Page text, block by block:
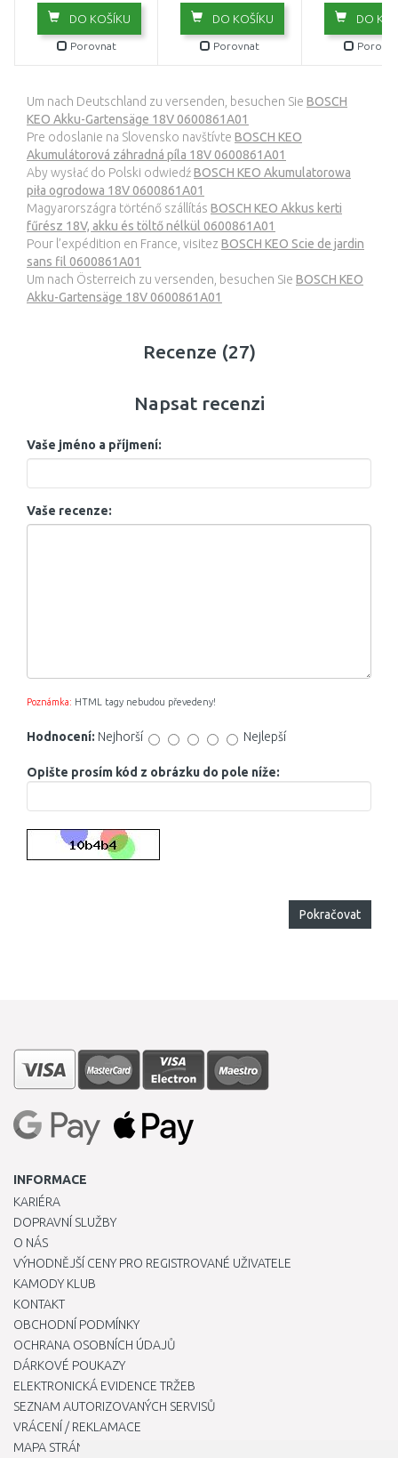
DO KOŠÍKU
Porovnat
DO KOŠÍKU
Porovnat
DO
Um nach Deutschland zu versenden, besuchen Sie BOSCH
KEO Akku-Gartensäge 18V 0600861A01
Pre odoslanie na Slovensko navštívte BOSCH KEO
Akumulátorová záhradná píla 18V 0600861A01
Aby wysłać do Polski odwiedźBOSCH KEO Akumulatorowa
piła ogrodowa 18V 0600861A01
Magyarországra történő szállítás BOSCH KEO Akkus kerti
fűrész 18V, akku és töltő nélkül 0600861A01
Pour l’expédition en France, visitez BOSCH KEO Scie de jardin
sans fil 0600861A01
Um nach Österreich zu versenden, besuchen Sie BOSCH KEO
Akku-Gartensäge 18V 0600861A01
Recenze (27)
Napsat recenzi
Vaše jméno a příjmení:
Vaše recenze:
Poznámka: HTML tagy nebudou převedeny!
Hodnocení: Nejhorší Nejlepší
Opište prosím kód z obrázku do pole níže:
Pokračovat
INFORMACE
KARIÉRA
DOPRAVNÍ SLUŽBY
O NÁS
VÝHODNĚJŠÍ CENY PRO REGISTROVANÉ UŽIVATELE
KAMODY KLUB
KONTAKT
OBCHODNÍ PODMÍNKY
OCHRANA OSOBNÍCH ÚDAJŮ
DÁRKOVÉ POUKAZY
ELEKTRONICKÁ EVIDENCE TRŽEB
SEZNAM AUTORIZOVANÝCH SERVISŮ
VRÁCENÍ / REKLAMACE
MAPA STRÁNKY